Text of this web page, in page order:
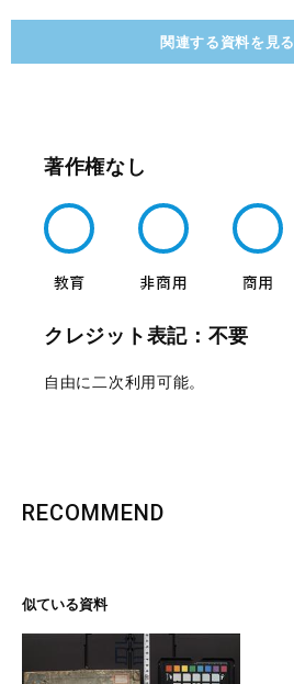
関連する資料を見る
著作権なし
クレジット表記：不要
自由に二次利用可能。
RECOMMEND
似ている資料